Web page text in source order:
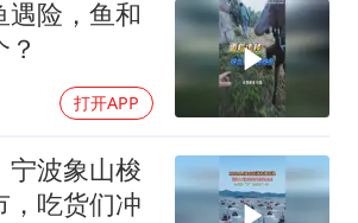
遇险，鱼和
打开APP
宁波象山梭
，吃货们冲